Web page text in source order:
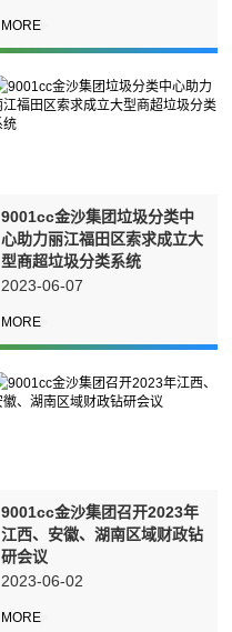
9001cc金沙集团垃圾分类中
心助力丽江福田区索求成立大
型商超垃圾分类系统
2023-06-07
9001cc金沙集团召开2023年
江西、安徽、湖南区域财政钻
研会议
2023-06-02